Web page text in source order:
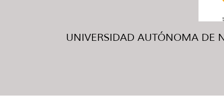
UNIVERSIDAD AUTÓNOMA DE